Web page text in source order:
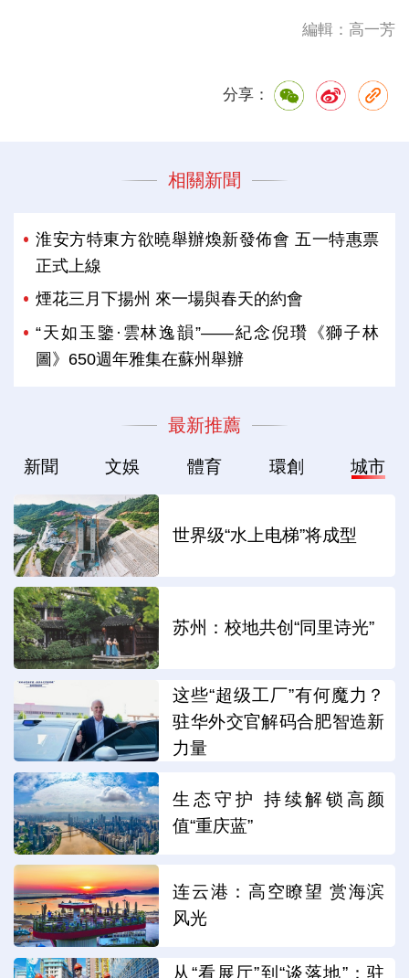
編輯：高一芳
分享：
相關新聞
淮安方特東方欲曉舉辦煥新發佈會 五一特惠票
正式上線
煙花三月下揚州 來一場與春天的約會
“天如玉鑒·雲林逸韻”——紀念倪瓚《獅子林
圖》650週年雅集在蘇州舉辦
最新推薦
新聞 文娛 體育 環創 城市
世界级“水上电梯”将成型
苏州：校地共创“同里诗光”
这些“超级工厂”有何魔力？
驻华外交官解码合肥智造新
力量
生态守护 持续解锁高颜
值“重庆蓝”
连云港：高空瞭望 赏海滨
风光
从“看展厅”到“谈落地”：驻